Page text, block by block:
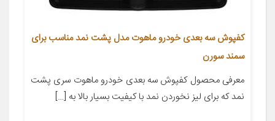
کفپوش سه بعدی خودرو ماهوت مدل پشت نمد مناسب برای
سمند سورن
معرفی محصول کفپوش سه بعدی خودرو ماهوت سری پشت
نمد که برای لیز نخوردن نمد با کیفیت بسیار بالا به […]